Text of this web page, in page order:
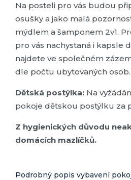
Na posteli pro vás budou
osušky a jako malá
mýdlem a šamponem 2v1.
pro vás nachystaná i kapsle
najdete ve společném
dle počtu ubytovaných osob.
Dětská postýlka: Na
pokoje dětskou postýlku za
Z hygienických důvodu
domácích mazlíčků.
Podrobný popis vybavení